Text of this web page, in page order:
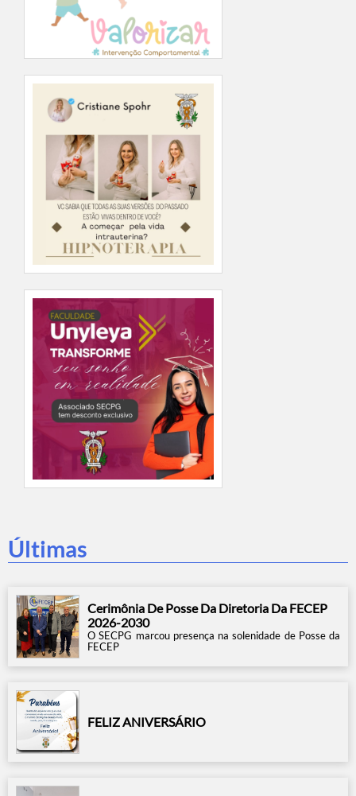
Últimas
Cerimônia De Posse Da Diretoria Da FECEP
2026-2030
O SECPG marcou presença na solenidade de Posse da
FECEP
FELIZ ANIVERSÁRIO